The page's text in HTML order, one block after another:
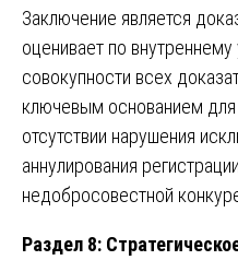
Заключение является
оценивает по
совокупности всех
ключевым основанием для
отсутствии нарушения
аннулирования
недобросовестной
Раздел 8: